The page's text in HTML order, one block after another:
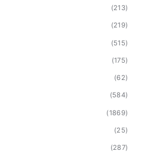
(213)
(219)
(515)
(175)
(62)
(584)
(1869)
(25)
(287)